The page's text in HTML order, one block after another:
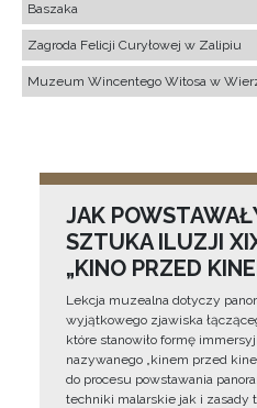
Baszaka
Zagroda Felicji Curyłowej w Zalipiu
Muzeum Wincentego Witosa w
JAK
SZTUKA ILUZJI
„KINO PRZED
Lekcja muzealna dotyczy
wyjątkowego zjawiska
które stanowiło formę
nazywanego „kinem przed
do procesu powstawania
techniki malarskie jak i zasady